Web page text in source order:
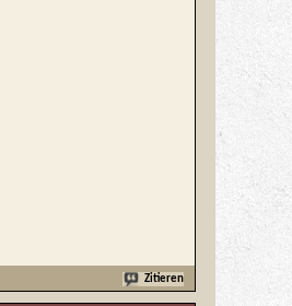
Zitieren